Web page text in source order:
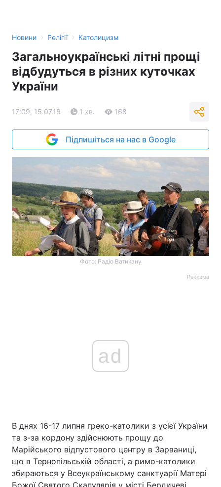
Новини › Релігії › Католицизм
Загальноукраїнські літні прощі
відбудуться в різних куточках
України
17:09, 15.07.16 1 хв. 168
Підпишіться на нас в Google
Фото: Радіо Ватикану
Реклама
ad
В днях 16-17 липня греко-католики з усієї України
та з-за кордону здійснюють прощу до
Марійського відпустового центру в Зарваниці,
що в Тернопільській області, а римо-католики
збираються у Всеукраїнському санктуарії Матері
Божої Святого Скапулярія у місті Бердичеві